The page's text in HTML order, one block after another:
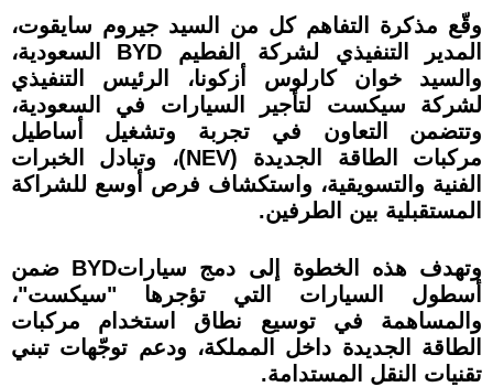
وقّع مذكرة التفاهم كل من السيد جيروم سايقوت،
المدير التنفيذي لشركة الفطيم BYD السعودية،
والسيد خوان كارلوس أزكونا، الرئيس التنفيذي
لشركة سيكست لتأجير السيارات في السعودية،
وتتضمن التعاون في تجربة وتشغيل أساطيل
مركبات الطاقة الجديدة (NEV)، وتبادل الخبرات
الفنية والتسويقية، واستكشاف فرص أوسع للشراكة
المستقبلية بين الطرفين.
وتهدف هذه الخطوة إلى دمج سياراتBYD ضمن
أسطول السيارات التي تؤجرها "سيكست"،
والمساهمة في توسيع نطاق استخدام مركبات
الطاقة الجديدة داخل المملكة، ودعم توجّهات تبني
تقنيات النقل المستدامة.